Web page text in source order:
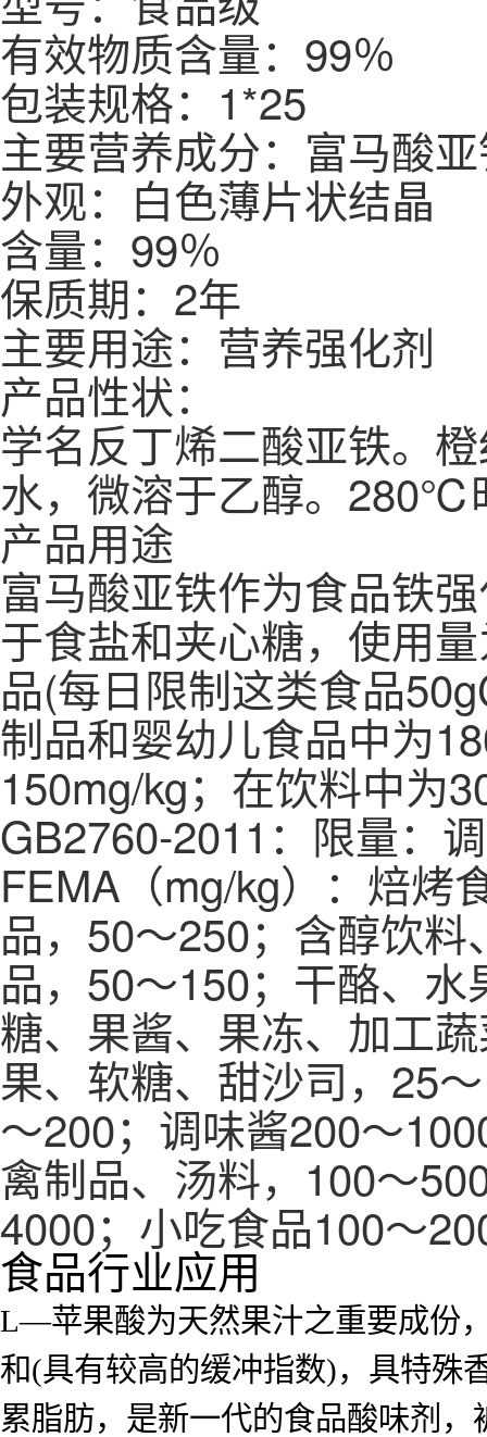
有效物质含量：99％
包装规格：1*25
主要营养成分：富马酸
外观：白色薄片状结晶
含量：99％
保质期：2年
主要用途：营养强化剂
产品性状：
学名反丁烯二酸亚铁。
水，微溶于乙醇。280℃
产品用途
富马酸亚铁作为食品铁
于食盐和夹心糖，使用
品(每日限制这类食品
制品和婴幼儿食品中为
150mg/kg；在饮料中为
GB2760-2011：限量：
FEMA（mg/kg）：焙烤
品，50～250；含醇饮
品，50～150；干酪、
糖、果酱、果冻、加工
果、软糖、甜沙司，25
～200；调味酱200～
禽制品、汤料，100～
4000；小吃食品100～
食品行业应用
L—苹果酸为天然果汁之重要成份
和(具有较高的缓冲指数)，具特殊
累脂肪，是新一代的食品酸味剂